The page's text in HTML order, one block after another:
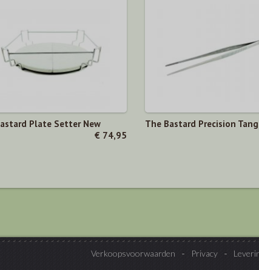
Plate Setter New
€ 74,95
The Bastard Precision Tang
Verkoopsvoorwaarden Privacy